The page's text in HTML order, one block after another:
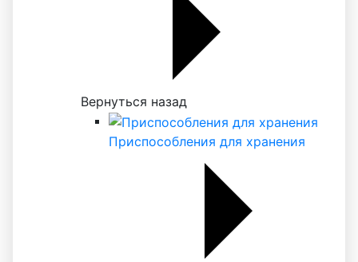
Вернуться назад
Приспособления для хранения